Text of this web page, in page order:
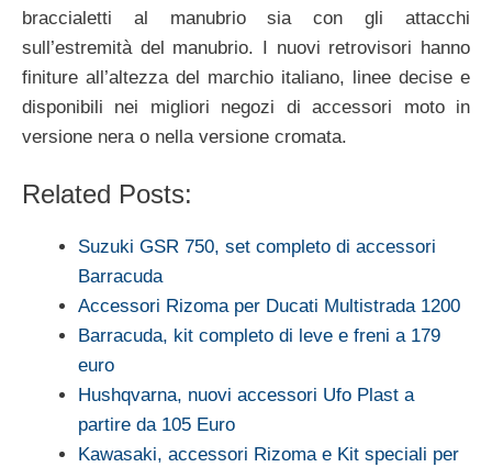
braccialetti al manubrio sia con gli attacchi
sull’estremità del manubrio. I nuovi retrovisori hanno
finiture all’altezza del marchio italiano, linee decise e
disponibili nei migliori negozi di accessori moto in
versione nera o nella versione cromata.
Related Posts:
Suzuki GSR 750, set completo di accessori
Barracuda
Accessori Rizoma per Ducati Multistrada 1200
Barracuda, kit completo di leve e freni a 179
euro
Hushqvarna, nuovi accessori Ufo Plast a
partire da 105 Euro
Kawasaki, accessori Rizoma e Kit speciali per